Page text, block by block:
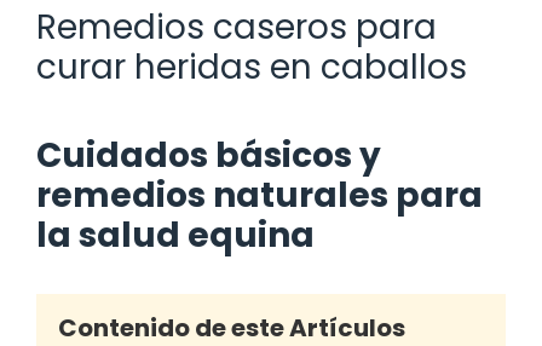
Remedios caseros para
curar heridas en caballos
Cuidados básicos y
remedios naturales para
la salud equina
Contenido de este Artículos